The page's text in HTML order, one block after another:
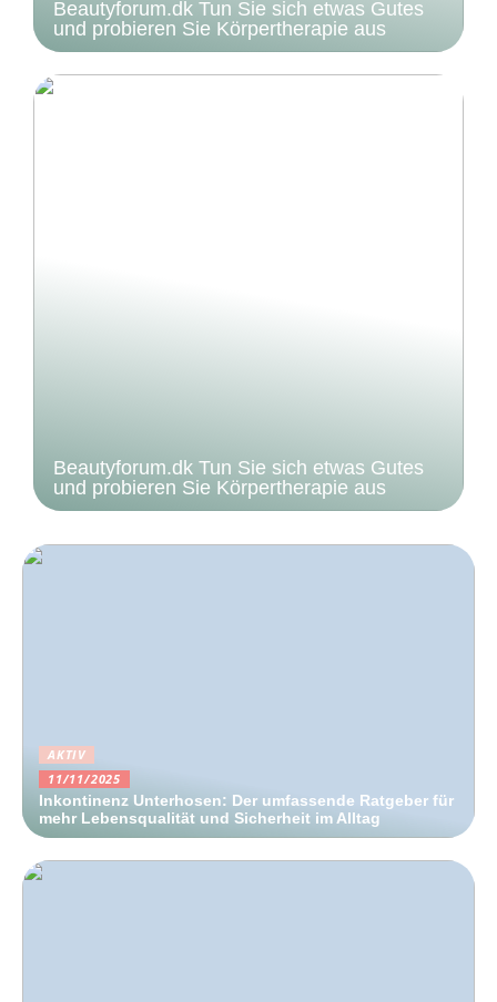
Beautyforum.dk Tun Sie sich etwas Gutes
und probieren Sie Körpertherapie aus
Beautyforum.dk Tun Sie sich etwas Gutes
und probieren Sie Körpertherapie aus
AKTIV
11/11/2025
Inkontinenz Unterhosen: Der umfassende Ratgeber für
mehr Lebensqualität und Sicherheit im Alltag